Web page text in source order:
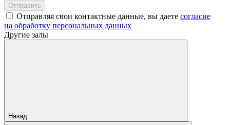
Отправить
Отправляя свои контактные данные, вы даете согласие
на обработку персональных данных
Другие залы
Назад